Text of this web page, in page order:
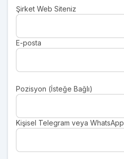
Şirket Web Siteniz
E-posta
Pozisyon (İsteğe Bağlı)
Kişisel Telegram veya WhatsApp